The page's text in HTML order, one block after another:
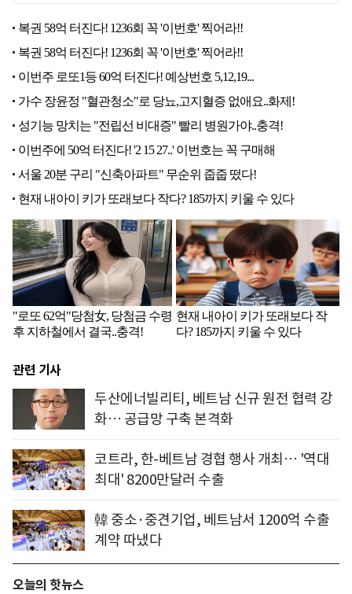
관련 기사
두산에너빌리티, 베트남 신규 원전 협력 강
화… 공급망 구축 본격화
코트라, 한-베트남 경협 행사 개최… '역대
최대' 8200만달러 수출
韓 중소·중견기업, 베트남서 1200억 수출
계약 따냈다
오늘의 핫뉴스